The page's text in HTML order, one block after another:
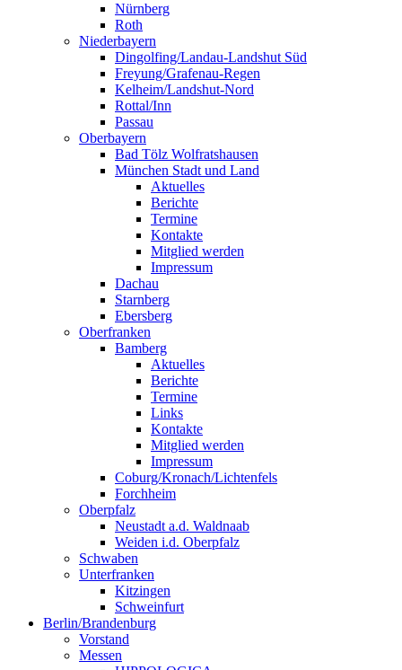
Nürnberg
Roth
Niederbayern
Dingolfing/Landau-Landshut Süd
Freyung/Grafenau-Regen
Kelheim/Landshut-Nord
Rottal/Inn
Passau
Oberbayern
Bad Tölz Wolfratshausen
München Stadt und Land
Aktuelles
Berichte
Termine
Kontakte
Mitglied werden
Impressum
Dachau
Starnberg
Ebersberg
Oberfranken
Bamberg
Aktuelles
Berichte
Termine
Links
Kontakte
Mitglied werden
Impressum
Coburg/Kronach/Lichtenfels
Forchheim
Oberpfalz
Neustadt a.d. Waldnaab
Weiden i.d. Oberpfalz
Schwaben
Unterfranken
Kitzingen
Schweinfurt
Berlin/Brandenburg
Vorstand
Messen